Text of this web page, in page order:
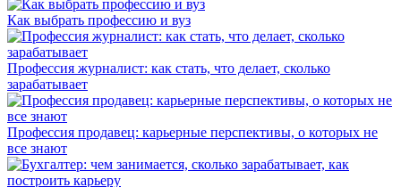
Как выбрать профессию и вуз
Профессия журналист: как стать, что делает, сколько
зарабатывает
Профессия продавец: карьерные перспективы, о которых не
все знают